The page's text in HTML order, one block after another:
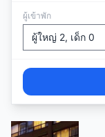
ผู้เข้าพัก